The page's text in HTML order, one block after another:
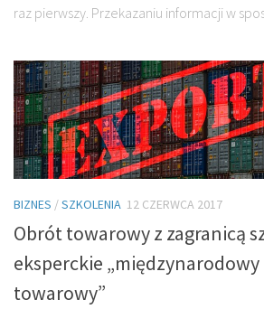
raz pierwszy. Przekazaniu informacji w
BIZNES /SZKOLENIA 12 CZERWCA 2017
Obrót towarowy z zagranicą
eksperckie
towarowy”